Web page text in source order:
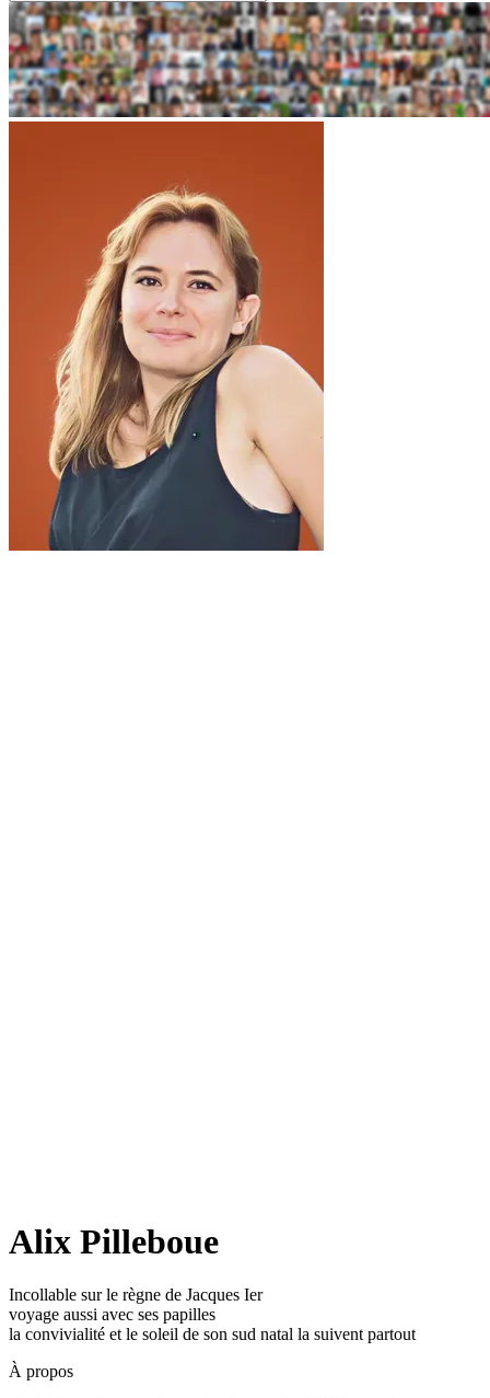
Alix Pilleboue
Incollable sur le règne de Jacques Ier
voyage aussi avec ses papilles
la convivialité et le soleil de son sud natal la suivent partout
À propos